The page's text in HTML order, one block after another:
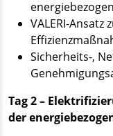
VALERI-
Sicherheits-,
Tag 2 –
der